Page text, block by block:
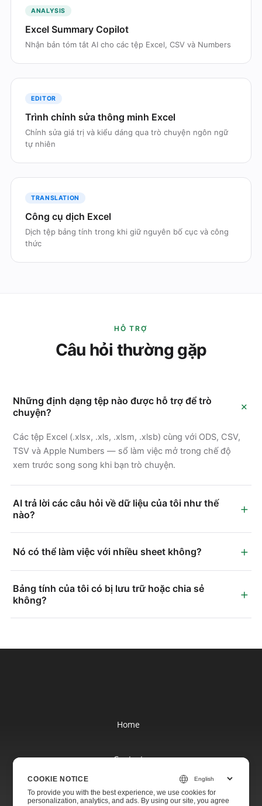
ANALYSIS
Excel Summary Copilot
Nhận bản tóm tắt AI cho các tệp Excel, CSV và Numbers
EDITOR
Trình chỉnh sửa thông minh Excel
Chỉnh sửa giá trị và kiểu dáng qua trò chuyện ngôn ngữ
tự nhiên
TRANSLATION
Công cụ dịch Excel
Dịch tệp bảng tính trong khi giữ nguyên bố cục và công
thức
HỖ TRỢ
Câu hỏi thường gặp
Những định dạng tệp nào được hỗ trợ để trò
chuyện?
+
Các tệp Excel (.xlsx, .xls, .xlsm, .xlsb) cùng với ODS, CSV,
TSV và Apple Numbers — sổ làm việc mở trong chế độ
xem trước song song khi bạn trò chuyện.
AI trả lời các câu hỏi về dữ liệu của tôi như thế
nào?
+
Nó có thể làm việc với nhiều sheet không? +
Bảng tính của tôi có bị lưu trữ hoặc chia sẻ
không?
+
Home
Contact
Websites
COOKIE NOTICE
To provide you with the best experience, we use cookies for
personalization, analytics, and ads. By using our site, you agree